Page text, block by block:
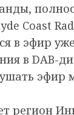
Coast
в эфир
в DAB-
эфир
регион